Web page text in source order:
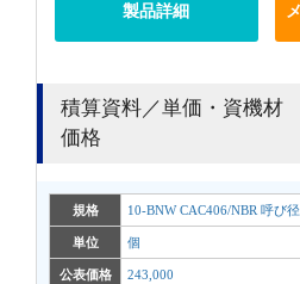
製品詳細
積算資料／単価・資機材
価格
規格 10-BNW CAC406/NBR 呼び
単位 個
公表価格 243,000